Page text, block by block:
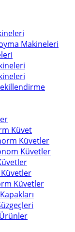
Makineleri
Küvet
Küvetler
Küvetler
Küvetler